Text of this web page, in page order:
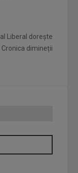
Liberal doreşte
dimineții